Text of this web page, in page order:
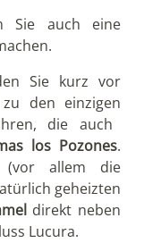
Sie auch eine
Sie kurz vor
den einzigen
die auch
los Pozones.
(vor allem die
geheizten
direkt neben
Lucura.